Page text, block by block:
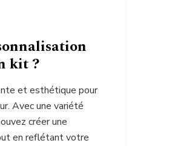
kit ?
et esthétique pour
Avec une variété
créer une
en reflétant votre